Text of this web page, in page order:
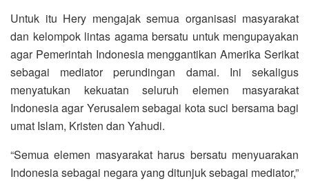
Untuk itu Hery mengajak semua organisasi masyarakat
dan kelompok lintas agama bersatu untuk mengupayakan
agar Pemerintah Indonesia menggantikan Amerika Serikat
sebagai mediator perundingan damai. Ini sekaligus
menyatukan kekuatan seluruh elemen masyarakat
Indonesia agar Yerusalem sebagai kota suci bersama bagi
umat Islam, Kristen dan Yahudi.
“Semua elemen masyarakat harus bersatu menyuarakan
Indonesia sebagai negara yang ditunjuk sebagai mediator,”